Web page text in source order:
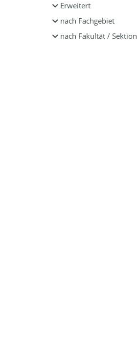
Erweitert
nach Fachgebiet
nach Fakultät / Sektion